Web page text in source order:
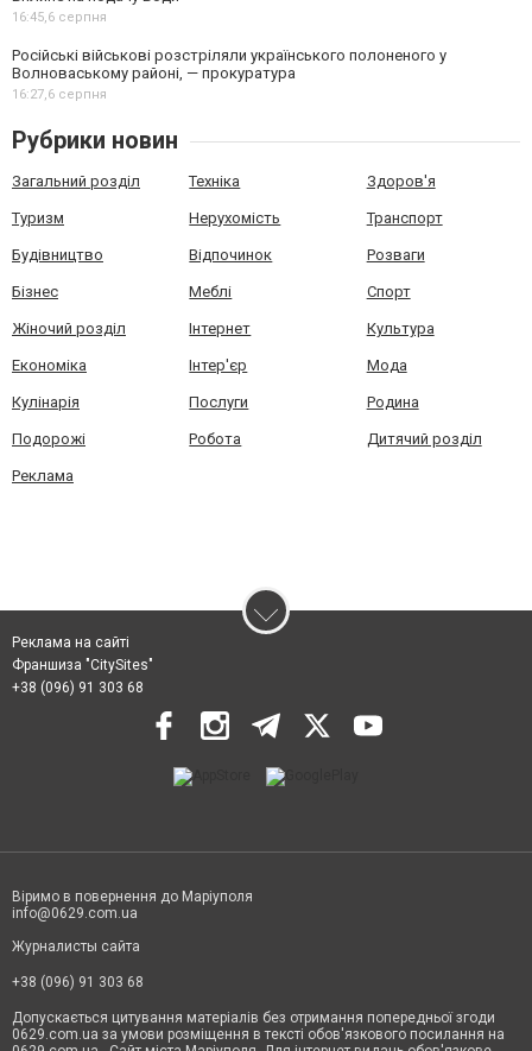
16:45,6 серпня
Російські військові розстріляли українського полоненого у
Волноваському районі, — прокуратура
16:27,6 серпня
Рубрики новин
Загальний розділ Техніка Здоров'я
Туризм Нерухомість Транспорт
Будівництво Відпочинок Розваги
Бізнес Меблі Спорт
Жіночий розділ Інтернет Культура
Економіка Інтер'єр Мода
Кулінарія Послуги Родина
Подорожі Робота Дитячий розділ
Реклама
Реклама на сайті
Франшиза "CitySites"
+38 (096) 91 303 68
Віримо в повернення до Маріуполя
info@0629.com.ua
Журналисты сайта
+38 (096) 91 303 68
Допускається цитування матеріалів без отримання попередньої згоди
0629.com.ua за умови розміщення в тексті обов'язкового посилання на